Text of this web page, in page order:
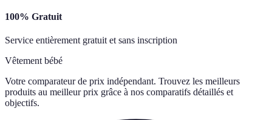
100% Gratuit
Service entièrement gratuit et sans inscription
Vêtement bébé
Votre comparateur de prix indépendant. Trouvez les meilleurs
produits au meilleur prix grâce à nos comparatifs détaillés et
objectifs.